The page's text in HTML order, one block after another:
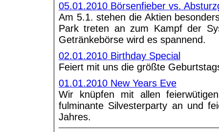
05.01.2010 Börsenfieber vs.
Am 5.1. stehen die Aktien
Park treten an zum Kampf der
Getränkebörse wird es spannend.
02.01.2010 Birthday Special
Feiert mit uns die größte
01.01.2010 New Years Eve
Wir knüpfen mit allen
fulminante Silvesterparty an und
Jahres.